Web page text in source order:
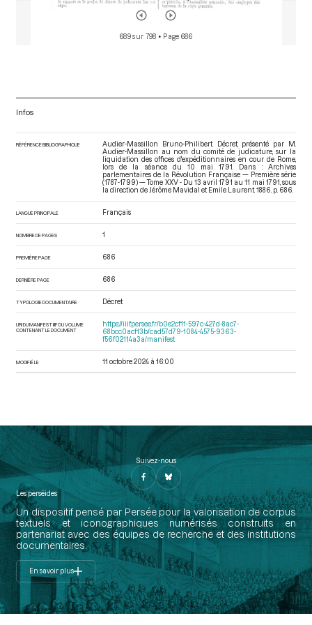
689 sur 798 • Page 686
Infos
RÉFÉRENCE BIBLIOGRAPHIQUE
Audier-Massillon Bruno-Philibert. Décret, présenté par M.
Audier-Massillon au nom du comité de judicature, sur la
liquidation des offices d'expéditionnaires en cour de Rome,
lors de la séance du 10 mai 1791. Dans : Archives
parlementaires de la Révolution Française — Première série
(1787-1799) — Tome XXV - Du 13 avril 1791 au 11 mai 1791 , sous
la direction de Jérôme Mavidal et Emile Laurent. 1886. p. 686.
LANGUE PRINCIPALE Français
NOMBRE DE PAGES 1
PREMIÈRE PAGE 686
DERNIÈRE PAGE 686
TYPOLOGIE DOCUMENTAIRE Décret
URI DU MANIFEST IIIF DU VOLUME
CONTENANT LE DOCUMENT
https://iiif.persee.fr/b0e2cf11-597c-427d-8ac7-
68bcc0acf13b/cad57d79-1084-4575-9363-
f56f02114a3a/manifest
MODIFIÉ LE 11 octobre 2024 à 16:00
Suivez-nous
Les perséides
Un dispositif pensé par Persée pour la valorisation de corpus
textuels et iconographiques numérisés construits en
partenariat avec des équipes de recherche et des institutions
documentaires.
En savoir plus